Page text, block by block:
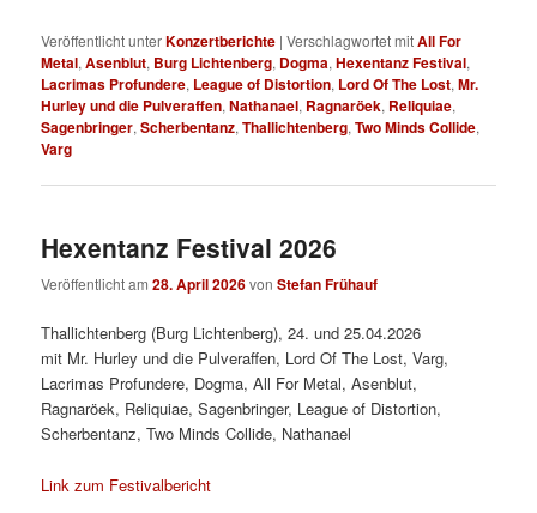
Veröffentlicht unterKonzertberichte |Verschlagwortet mitAll For
Metal,Asenblut, Burg Lichtenberg, Dogma,Hexentanz Festival,
Lacrimas Profundere, League of Distortion, Lord Of The Lost,Mr.
Hurley und die Pulveraffen,Nathanael, Ragnaröek, Reliquiae,
Sagenbringer,Scherbentanz,Thallichtenberg,Two Minds Collide,
Varg
Hexentanz Festival 2026
Veröffentlicht am28. April 2026vonStefan Frühauf
Thallichtenberg (Burg Lichtenberg), 24. und 25.04.2026
mit Mr. Hurley und die Pulveraffen, Lord Of The Lost, Varg,
Lacrimas Profundere, Dogma, All For Metal, Asenblut,
Ragnaröek, Reliquiae, Sagenbringer, League of Distortion,
Scherbentanz, Two Minds Collide, Nathanael
Link zum Festivalbericht